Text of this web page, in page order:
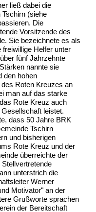
ließ dabei die
(siehe
Die
Vorsitzende des
Sie bezeichnete es als
Helfer unter
fünf Jahrzehnte
nannte sie
den hohen
Roten Kreuzes an
man auf das starke
Rote Kreuz auch
leistet.
dass 50 Jahre BRK
Tschirn
und bisherigen
Rote Kreuz und der
überreichte der
unterstrich die
Werner
Motivator" an der
Grußworte sprachen
der Bereitschaft